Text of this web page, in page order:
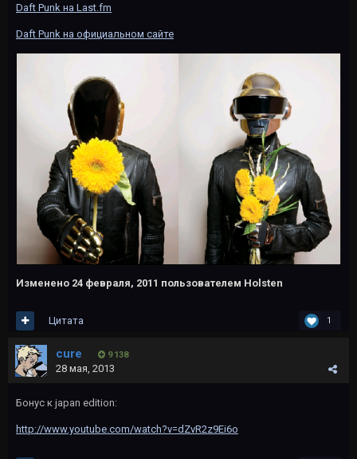
Daft Punk на Last.fm
Daft Punk на официальном сайте
Изменено 24 февраля, 2011 пользователем Holsten
1
Цитата
cure 9 138
28 мая, 2013
Бонус к japan edition:
http://www.youtube.com/watch?v=dZvR2z9Ei6o